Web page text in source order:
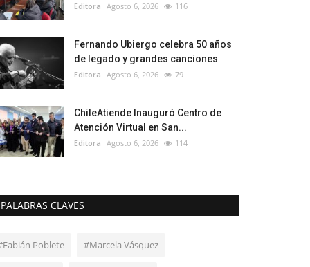
Editora Agosto 6, 2026 116
Fernando Ubiergo celebra 50 años
de legado y grandes canciones
Editora Agosto 6, 2026 79
ChileAtiende Inauguró Centro de
Atención Virtual en San...
Editora Agosto 6, 2026 114
PALABRAS CLAVES
Poblete #Marcela Vásquez